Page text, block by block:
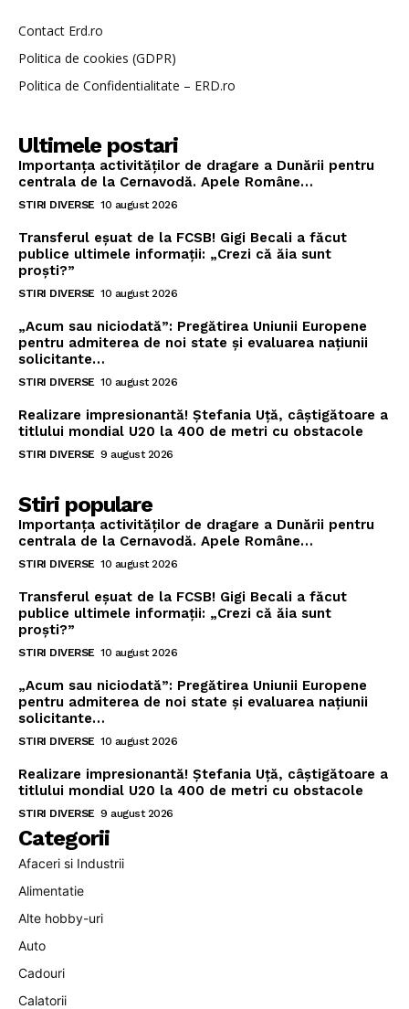
Contact Erd.ro
Politica de cookies (GDPR)
Politica de Confidentialitate – ERD.ro
Ultimele postari
Importanța activităților de dragare a Dunării pentru
centrala de la Cernavodă. Apele Române…
STIRI DIVERSE 10 august 2026
Transferul eșuat de la FCSB! Gigi Becali a făcut
publice ultimele informații: „Crezi că ăia sunt
proști?”
STIRI DIVERSE 10 august 2026
„Acum sau niciodată”: Pregătirea Uniunii Europene
pentru admiterea de noi state și evaluarea națiunii
solicitante…
STIRI DIVERSE 10 august 2026
Realizare impresionantă! Ștefania Uță, câștigătoare a
titlului mondial U20 la 400 de metri cu obstacole
STIRI DIVERSE 9 august 2026
Stiri populare
Importanța activităților de dragare a Dunării pentru
centrala de la Cernavodă. Apele Române…
STIRI DIVERSE 10 august 2026
Transferul eșuat de la FCSB! Gigi Becali a făcut
publice ultimele informații: „Crezi că ăia sunt
proști?”
STIRI DIVERSE 10 august 2026
„Acum sau niciodată”: Pregătirea Uniunii Europene
pentru admiterea de noi state și evaluarea națiunii
solicitante…
STIRI DIVERSE 10 august 2026
Realizare impresionantă! Ștefania Uță, câștigătoare a
titlului mondial U20 la 400 de metri cu obstacole
STIRI DIVERSE 9 august 2026
Categorii
Afaceri si Industrii
Alimentatie
Alte hobby-uri
Auto
Cadouri
Calatorii